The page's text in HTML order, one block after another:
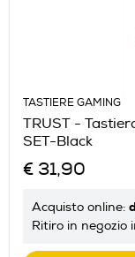
TASTIERE GAMING
TRUST -
SET-Black
€ 31,90
Acquisto online:
Ritiro in negozio